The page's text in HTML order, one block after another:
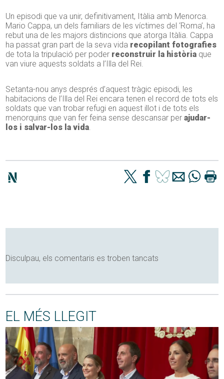
Un episodi que va unir, definitivament, Itàlia amb Menorca.
Mario Cappa, un dels familiars de les víctimes del ‘Roma’, ha
rebut una de les majors distincions que atorga Itàlia. Cappa
ha passat gran part de la seva vida recopilant fotografies
de tota la tripulació per poder reconstruir la història que
van viure aquests soldats a l’Illa del Rei.
Setanta-nou anys després d’aquest tràgic episodi, les
habitacions de l’Illa del Rei encara tenen el record de tots els
soldats que van trobar refugi en aquest illot i de tots els
menorquins que van fer feina sense descansar perajudar-
los i salvar-los la vida.
Disculpau, els comentaris es troben tancats
EL MÉS LLEGIT